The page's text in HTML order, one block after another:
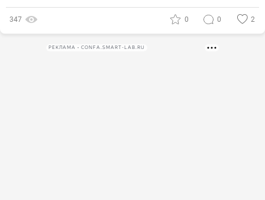
347 0 0 2
РЕКЛАМА • CONFA.SMART-LAB.RU